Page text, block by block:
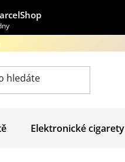
zboží
Elektronické cigarety